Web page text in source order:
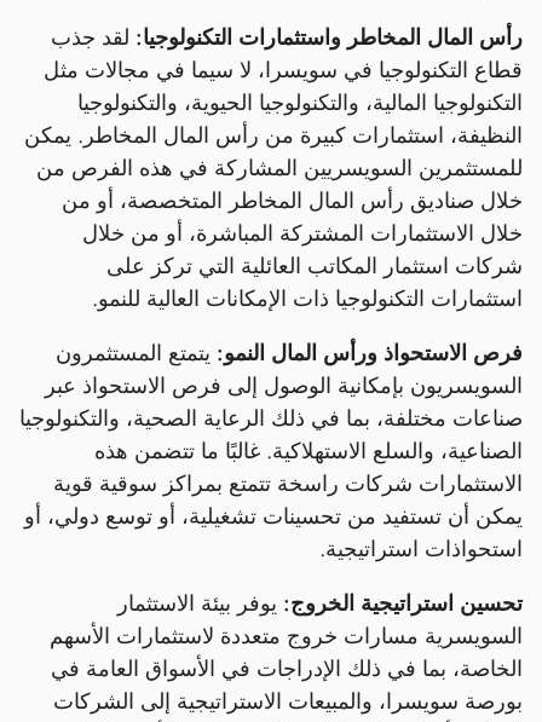
رأس المال المخاطر واستثمارات التكنولوجيا: لقد جذب
قطاع التكنولوجيا في سويسرا، لا سيما في مجالات مثل
التكنولوجيا المالية، والتكنولوجيا الحيوية، والتكنولوجيا
النظيفة، استثمارات كبيرة من رأس المال المخاطر. يمكن
للمستثمرين السويسريين المشاركة في هذه الفرص من
خلال صناديق رأس المال المخاطر المتخصصة، أو من
خلال الاستثمارات المشتركة المباشرة، أو من خلال
شركات استثمار المكاتب العائلية التي تركز على
استثمارات التكنولوجيا ذات الإمكانات العالية للنمو.
فرص الاستحواذ ورأس المال النمو: يتمتع المستثمرون
السويسريون بإمكانية الوصول إلى فرص الاستحواذ عبر
صناعات مختلفة، بما في ذلك الرعاية الصحية، والتكنولوجيا
الصناعية، والسلع الاستهلاكية. غالبًا ما تتضمن هذه
الاستثمارات شركات راسخة تتمتع بمراكز سوقية قوية
يمكن أن تستفيد من تحسينات تشغيلية، أو توسع دولي، أو
استحواذات استراتيجية.
تحسين استراتيجية الخروج: يوفر بيئة الاستثمار
السويسرية مسارات خروج متعددة لاستثمارات الأسهم
الخاصة، بما في ذلك الإدراجات في الأسواق العامة في
بورصة سويسرا، والمبيعات الاستراتيجية إلى الشركات